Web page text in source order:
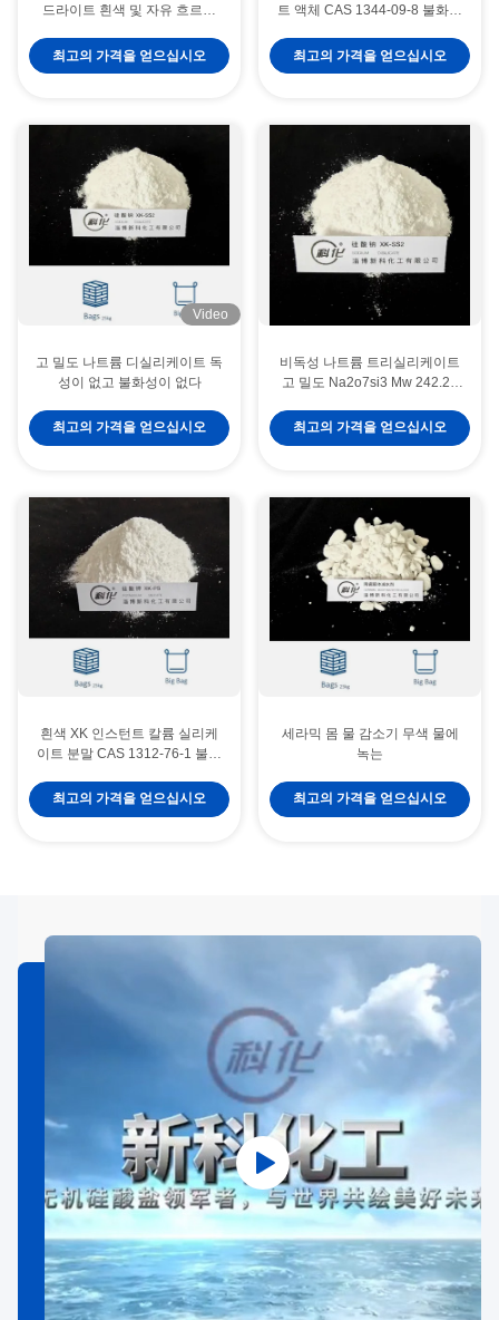
드라이트 흰색 및 자유 흐르는
최고의 가격을 얻으십시오
트 액체 CAS 1344-09-8 불화성
최고의 가격을 얻으십시오
Video
고 밀도 나트륨 디실리케이트 독
성이 없고 불화성이 없다
최고의 가격을 얻으십시오
비독성 나트륨 트리실리케이트
고 밀도 Na2o7si3 Mw 242.23
최고의 가격을 얻으십시오
흰색 XK 인스턴트 칼륨 실리케
이트 분말 CAS 1312-76-1 불화
최고의 가격을 얻으십시오
세라믹 몸 물 감소기 무색 물에
녹는
최고의 가격을 얻으십시오